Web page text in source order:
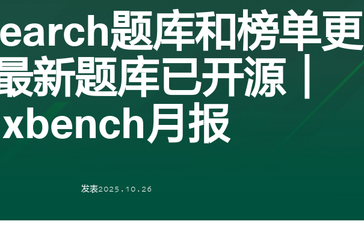
题库和榜单更
新题库已开源｜
xbench月报
发表2025.10.26